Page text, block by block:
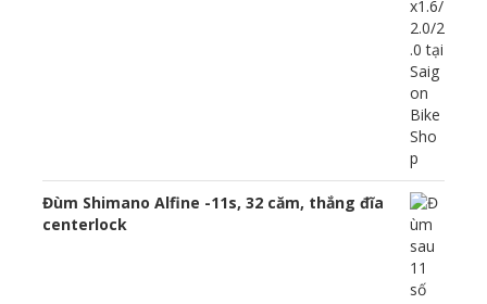
Đùm Shimano Alfine -11s, 32 căm, thắng đĩa
centerlock